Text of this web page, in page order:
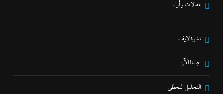
مقالات و أراء
نشرة لايف
جاءنا الآن
التحليل اللحظي